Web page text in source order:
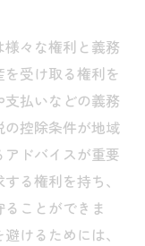
メリット
の特徴
ラン
市での心得
ケーション術
識
々な権利と義務
受け取る権利を
払いなどの義務
控除条件が地域
ドバイスが重要
る権利を持ち、
ことができま
けるためには、